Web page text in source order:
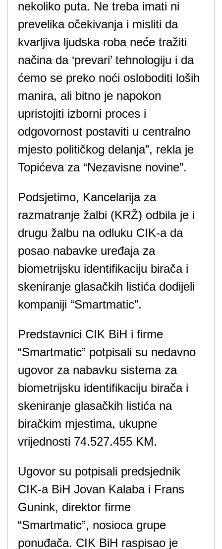
nekoliko puta. Ne treba imati ni
prevelika očekivanja i misliti da
kvarljiva ljudska roba neće tražiti
načina da ‘prevari’ tehnologiju i da
ćemo se preko noći osloboditi loših
manira, ali bitno je napokon
upristojiti izborni proces i
odgovornost postaviti u centralno
mjesto političkog delanja”, rekla je
Topićeva za “Nezavisne novine”.
Podsjetimo, Kancelarija za
razmatranje žalbi (KRŽ) odbila je i
drugu žalbu na odluku CIK-a da
posao nabavke uređaja za
biometrijsku identifikaciju birača i
skeniranje glasačkih listića dodijeli
kompaniji “Smartmatic”.
Predstavnici CIK BiH i firme
“Smartmatic” potpisali su nedavno
ugovor za nabavku sistema za
biometrijsku identifikaciju birača i
skeniranje glasačkih listića na
biračkim mjestima, ukupne
vrijednosti 74.527.455 KM.
Ugovor su potpisali predsjednik
CIK-a BiH Jovan Kalaba i Frans
Gunink, direktor firme
“Smartmatic”, nosioca grupe
ponuđača. CIK BiH raspisao je